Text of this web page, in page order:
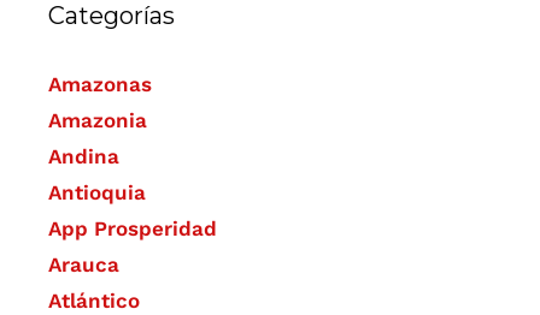
Categorías
Amazonas
Amazonia
Andina
Antioquia
App Prosperidad
Arauca
Atlántico